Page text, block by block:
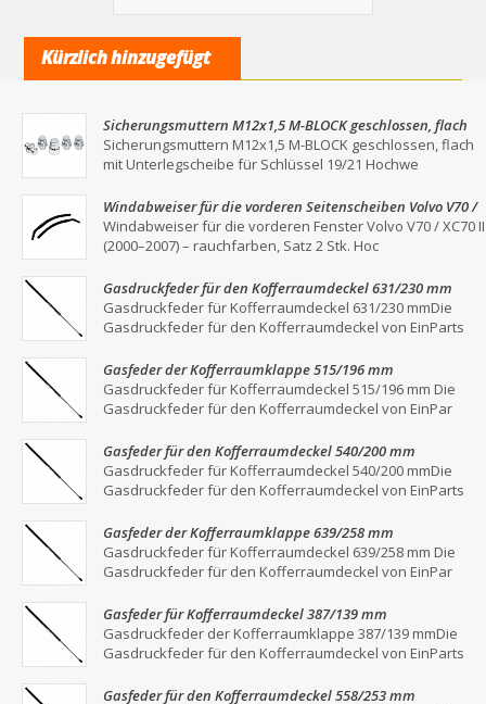
Kürzlich hinzugefügt
Sicherungsmuttern M12x1,5 M-BLOCK geschlossen, flach
mit Unterlegscheibe für Schlüssel 19/21
Sicherungsmuttern M12x1,5 M-BLOCK geschlossen, flach
mit Unterlegscheibe für Schlüssel 19/21 Hochwe
Windabweiser für die vorderen Seitenscheiben Volvo V70 /
XC70 II (2000–2007) – Rauchgrau, 2er-Set
Windabweiser für die vorderen Fenster Volvo V70 / XC70 II
(2000–2007) – rauchfarben, Satz 2 Stk. Hoc
Gasdruckfeder für den Kofferraumdeckel 631/230 mm
Gasdruckfeder für Kofferraumdeckel 631/230 mmDie
Gasdruckfeder für den Kofferraumdeckel von EinParts
Gasfeder der Kofferraumklappe 515/196 mm
Gasdruckfeder für Kofferraumdeckel 515/196 mm Die
Gasdruckfeder für den Kofferraumdeckel von EinPar
Gasfeder für den Kofferraumdeckel 540/200 mm
Gasdruckfeder für Kofferraumdeckel 540/200 mmDie
Gasdruckfeder für den Kofferraumdeckel von EinParts
Gasfeder der Kofferraumklappe 639/258 mm
Gasdruckfeder für Kofferraumdeckel 639/258 mm Die
Gasdruckfeder für den Kofferraumdeckel von EinPar
Gasfeder für Kofferraumdeckel 387/139 mm
Gasdruckfeder der Kofferraumklappe 387/139 mmDie
Gasdruckfeder für den Kofferraumdeckel von EinParts
Gasfeder für den Kofferraumdeckel 558/253 mm